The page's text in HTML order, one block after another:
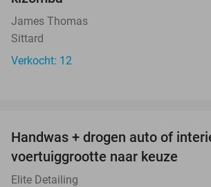
James Thomas
Sittard
Verkocht: 12
Handwas + drogen auto of
voertuiggrootte naar keuze
Elite Detailing